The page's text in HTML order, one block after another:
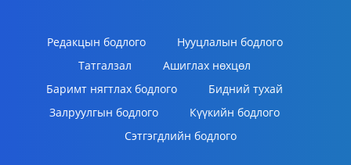
Редакцын бодлого
Нууцлалын бодлого
Татгалзал
Ашиглах нөхцөл
Баримт нягтлах бодлого
Бидний тухай
Залруулгын бодлого
Күүкийн бодлого
Сэтгэгдлийн бодлого